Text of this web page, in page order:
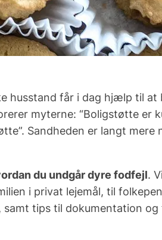
husstand får i dag hjælp til at
myterne: “Boligstøtte er
Sandheden er langt mere
du undgår dyre fodfejl.
i privat lejemål, til
samt tips til dokumentation og